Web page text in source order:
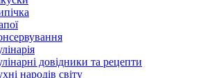
довідники та рецепти
народів світу